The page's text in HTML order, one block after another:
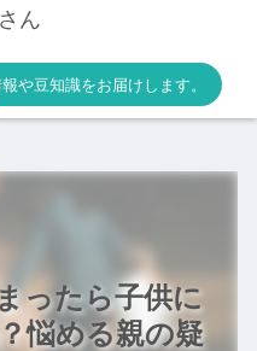
ん
や豆知識をお届けします。
ったら子供に
悩める親の疑